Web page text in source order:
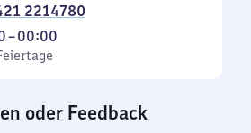
2214780
–00:00
oder Feedback